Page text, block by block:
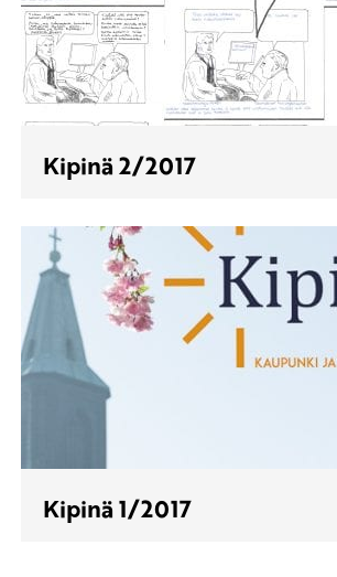
Kipinä 2/2017
Kipinä 1/2017